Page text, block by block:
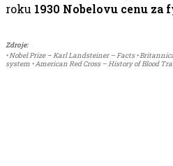
roku 1930 Nobelovu cenu
Zdroje:
• Nobel Prize – Karl Landsteiner – Facts •
system • American Red Cross – History of Blood